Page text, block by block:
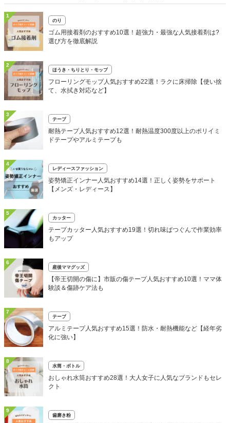
1
のり
ゴム用接着剤のおすすめ10選！超強力・最強な人気接着剤は?
選び方を徹底解説
2
ほうき・ちりとり・モップ
フローリングモップ人気おすすめ22選！ラクに床掃除【使い捨
て、水拭き対応など】
3
テープ
耐熱テープ人気おすすめ12選！耐熱温度300度以上のポリイミ
ドテープやアルミテープも
4
レディースファッション
姿勢矯正インナー人気おすすめ14選！正しく姿勢をサポート
【メンズ・レディース】
5
カッター
テープカッター人気おすすめ19選！切れ味ばつぐんで作業効率
もアップ
6
産後ママグッズ
【帝王切開の傷に】市販の傷テープ人気おすすめ10選！ママ体
験談＆傷跡ケア法も
7
テープ
アルミテープ人気おすすめ15選！防水・耐熱機能など【経年劣
化に強い】
8
水筒・ボトル
おしゃれ水筒おすすめ28選！大人女子に人気なブランドもセレ
クト
9
歯磨き粉